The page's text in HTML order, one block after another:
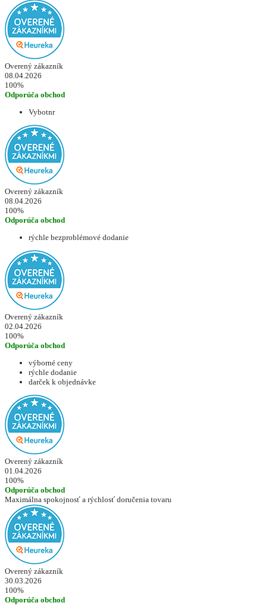
Overený zákazník
08.04.2026
100%
Odporúča obchod
Vybotnr
Overený zákazník
08.04.2026
100%
Odporúča obchod
rýchle bezproblémové dodanie
Overený zákazník
02.04.2026
100%
Odporúča obchod
výborné ceny
rýchle dodanie
darček k objednávke
Overený zákazník
01.04.2026
100%
Odporúča obchod
Maximálna spokojnosť a rýchlosť doručenia tovaru
Overený zákazník
30.03.2026
100%
Odporúča obchod